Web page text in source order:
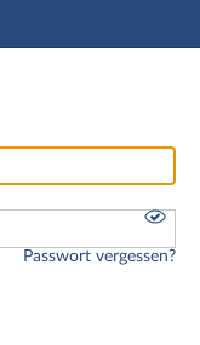
Passwort vergessen?